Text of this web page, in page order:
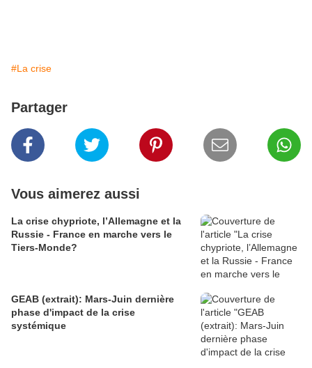
#La crise
Partager
Vous aimerez aussi
La crise chypriote, l’Allemagne et la
Russie - France en marche vers le
Tiers-Monde?
GEAB (extrait): Mars-Juin dernière
phase d'impact de la crise
systémique